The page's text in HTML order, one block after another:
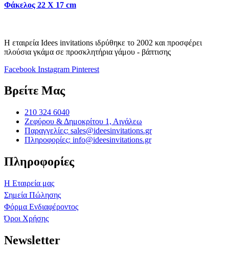
Φάκελος 22 Χ 17 cm
Η εταιρεία Idees invitations ιδρύθηκε το 2002 και προσφέρει
πλούσια γκάμα σε προσκλητήρια γάμου - βάπτισης
Facebook Instagram Pinterest
Βρείτε Μας
210 324 6040
Ζεφύρου & Δημοκρίτου 1, Αιγάλεω
Παραγγελίες: sales@ideesinvitations.gr
Πληροφορίες: info@ideesinvitations.gr
Πληροφορίες
Η Εταιρεία μας
Σημεία Πώλησης
Φόρμα Ενδιαφέροντος
Όροι Χρήσης
Newsletter